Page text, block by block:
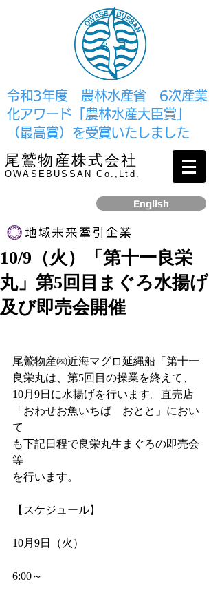
​令和3年度 農林水産省 6次産業
化アワード「農林水産大臣賞」
（最高賞）を受賞いたしました
尾鷲物産株式会社
OWASEBUSSAN Co.,Ltd.
English
リンク
​2017年12月、経済産業省より認定されました
10/9（火）「第十一良栄
丸」第5回目まぐろ水揚げ
及び即売会開催
尾鷲物産㈱近海マグロ延縄船「第十一
良栄丸は、第5回目の操業を終えて、
10月9日に水揚げを行います。直売店
「おわせお魚いちば　おとと」におい
て
も下記日程で良栄丸生まぐろの即売会
等
を行います。
【スケジュール】
10月9日（火）
6:00～